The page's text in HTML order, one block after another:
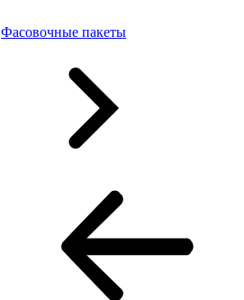
Фасовочные пакеты